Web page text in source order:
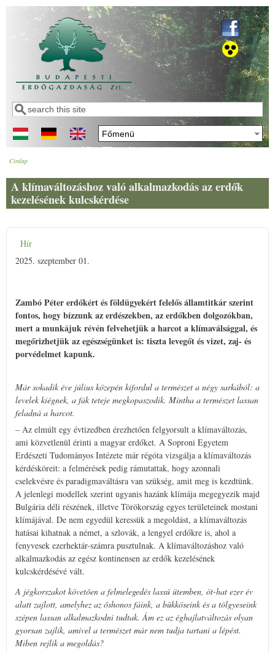
Ugrás a tartalomra
Keresés űrlap
Keresés
Jelenlegi hely
Címlap
A klímaváltozáshoz való alkalmazkodás az erdők
kezelésének kulcskérdése
Hír
2025. szeptember 01.
Zambó Péter erdőkért és földügyekért felelős államtitkár szerint
fontos, hogy bízzunk az erdészekben, az erdőkben dolgozókban,
mert a munkájuk révén felvehetjük a harcot a klímaválsággal, és
megőrizhetjük az egészségünket is: tiszta levegőt és vizet, zaj- és
porvédelmet kapunk.
Már sokadik éve július közepén kifordul a természet a négy sarkából: a
levelek kiégnek, a fák teteje megkopaszodik. Mintha a természet lassan
feladná a harcot.
– Az elmúlt egy évtizedben érezhetően felgyorsult a klímaváltozás,
ami közvetlenül érinti a magyar erdőket. A Soproni Egyetem
Erdészeti Tudományos Intézete már régóta vizsgálja a klímaváltozás
kérdésköreit: a felmérések pedig rámutattak, hogy azonnali
cselekvésre és paradigmaváltásra van szükség, amit meg is kezdtünk.
A jelenlegi modellek szerint ugyanis hazánk klímája megegyezik majd
Bulgária déli részének, illetve Törökország egyes területeinek mostani
klímájával. De nem egyedül keressük a megoldást, a klímaváltozás
hatásai kihatnak a német, a szlovák, a lengyel erdőkre is, ahol a
fenyvesek ezerhektár-számra pusztulnak. A klímaváltozáshoz való
alkalmazkodás az egész kontinensen az erdők kezelésének
kulcskérdésévé vált.
A jégkorszakot követően a felmelegedés lassú ütemben, öt-hat ezer év
alatt zajlott, amelyhez az őshonos fáink, a bükköseink és a tölgyeseink
szépen lassan alkalmazkodni tudtak. Ám ez az éghajlatváltozás olyan
gyorsan zajlik, amivel a természet már nem tudja tartani a lépést.
Miben rejlik a megoldás?